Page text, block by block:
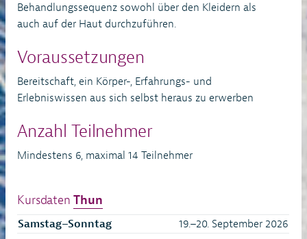
Behandlungssequenz sowohl über den Kleidern als
auch auf der Haut durchzuführen.
Voraussetzungen
Bereitschaft, ein Körper-, Erfahrungs- und
Erlebniswissen aus sich selbst heraus zu erwerben
Anzahl Teilnehmer
Mindestens 6, maximal 14 Teilnehmer
KursdatenThun
Samstag–Sonntag 19.–20. September 2026